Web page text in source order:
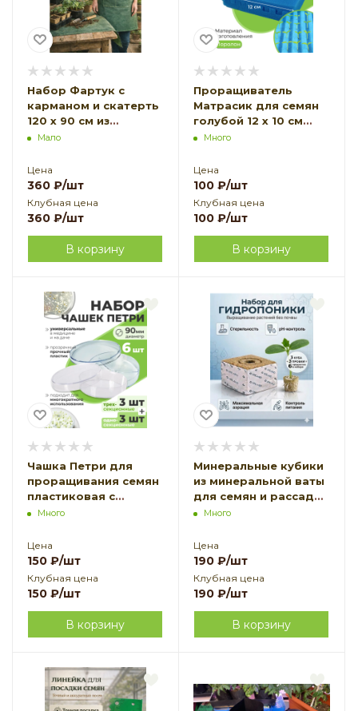
Набор Фартук с
карманом и скатерть
120 х 90 см из
спанбонда 110 г/м2
земледелие
Мало
Цена
360 ₽/шт
Клубная цена
360 ₽/шт
В корзину
Проращиватель
Матрасик для семян
голубой 12 х 10 см
Благодатное
Много
Цена
100 ₽/шт
Клубная цена
100 ₽/шт
В корзину
Чашка Петри для
проращивания семян
пластиковая с
крышкой 1 секция D-
D-90 мм 3 шт
Благодатное
земледелие
Много
Цена
150 ₽/шт
Клубная цена
150 ₽/шт
В корзину
Минеральные кубики
из минеральной ваты
для семян и рассады
100 х 100 х 65 3 шт и
22 х 22 х 27 3 шт
Благодатное
земледелие
Много
Цена
190 ₽/шт
Клубная цена
190 ₽/шт
В корзину